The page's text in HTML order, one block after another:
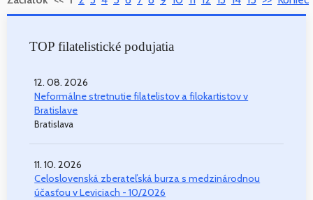
TOP filatelistické podujatia
12. 08. 2026
Neformálne stretnutie filatelistov a filokartistov v
Bratislave
Bratislava
11. 10. 2026
Celoslovenská zberateľská burza s medzinárodnou
účasťou v Leviciach - 10/2026